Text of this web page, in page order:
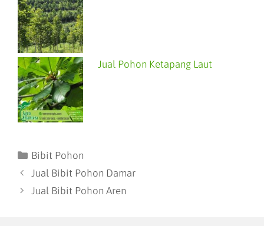
Jual Pohon Ketapang Laut
Bibit Pohon
Jual Bibit Pohon Damar
Jual Bibit Pohon Aren